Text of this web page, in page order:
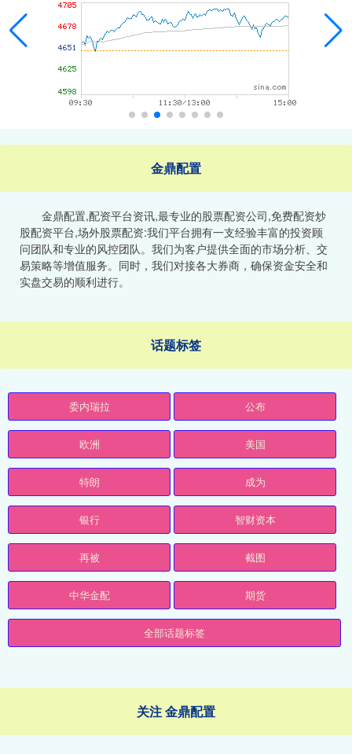
金鼎配置
金鼎配置,配资平台资讯,最专业的股票配资公司,免费配资炒
股配资平台,场外股票配资:我们平台拥有一支经验丰富的投资顾
问团队和专业的风控团队。我们为客户提供全面的市场分析、交
易策略等增值服务。同时，我们对接各大券商，确保资金安全和
实盘交易的顺利进行。
话题标签
委内瑞拉 公布
欧洲 美国
特朗 成为
银行 智财资本
再被 截图
中华金配 期货
全部话题标签
关注 金鼎配置